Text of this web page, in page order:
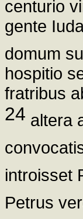
centurio
gente
domum
hospitio
fratribus
24 altera
introisset
Petrus